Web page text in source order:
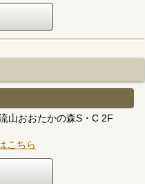
山おおたかの森S・C 2F
こちら